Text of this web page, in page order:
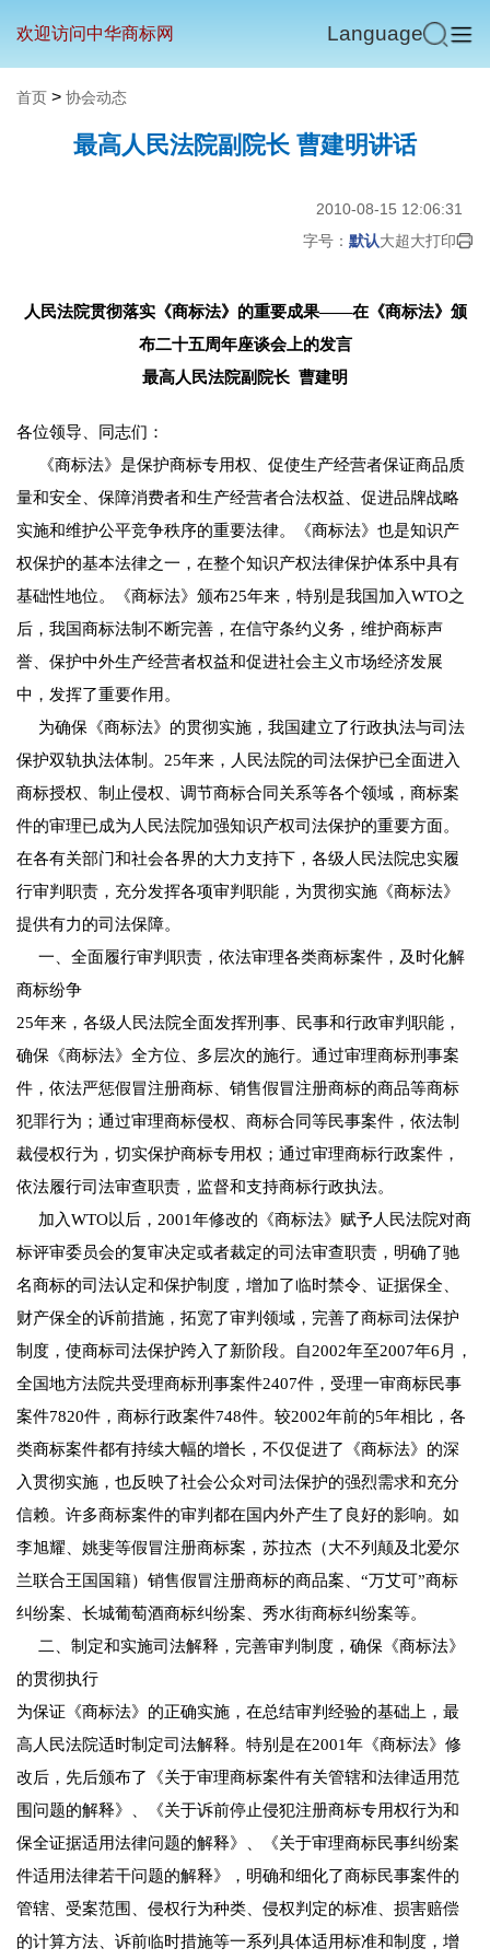
欢迎访问中华商标网 Language
首页 > 协会动态
最高人民法院副院长 曹建明讲话
2010-08-15 12:06:31
字号： 默认大超大打印
人民法院贯彻落实《商标法》的重要成果——在《商标法》颁
布二十五周年座谈会上的发言
最高人民法院副院长 曹建明
各位领导、同志们：
《商标法》是保护商标专用权、促使生产经营者保证商品质
量和安全、保障消费者和生产经营者合法权益、促进品牌战略
实施和维护公平竞争秩序的重要法律。《商标法》也是知识产
权保护的基本法律之一，在整个知识产权法律保护体系中具有
基础性地位。《商标法》颁布25年来，特别是我国加入WTO之
后，我国商标法制不断完善，在信守条约义务，维护商标声
誉、保护中外生产经营者权益和促进社会主义市场经济发展
中，发挥了重要作用。
为确保《商标法》的贯彻实施，我国建立了行政执法与司法
保护双轨执法体制。25年来，人民法院的司法保护已全面进入
商标授权、制止侵权、调节商标合同关系等各个领域，商标案
件的审理已成为人民法院加强知识产权司法保护的重要方面。
在各有关部门和社会各界的大力支持下，各级人民法院忠实履
行审判职责，充分发挥各项审判职能，为贯彻实施《商标法》
提供有力的司法保障。
一、全面履行审判职责，依法审理各类商标案件，及时化解
商标纷争
25年来，各级人民法院全面发挥刑事、民事和行政审判职能，
确保《商标法》全方位、多层次的施行。通过审理商标刑事案
件，依法严惩假冒注册商标、销售假冒注册商标的商品等商标
犯罪行为；通过审理商标侵权、商标合同等民事案件，依法制
裁侵权行为，切实保护商标专用权；通过审理商标行政案件，
依法履行司法审查职责，监督和支持商标行政执法。
加入WTO以后，2001年修改的《商标法》赋予人民法院对商
标评审委员会的复审决定或者裁定的司法审查职责，明确了驰
名商标的司法认定和保护制度，增加了临时禁令、证据保全、
财产保全的诉前措施，拓宽了审判领域，完善了商标司法保护
制度，使商标司法保护跨入了新阶段。自2002年至2007年6月，
全国地方法院共受理商标刑事案件2407件，受理一审商标民事
案件7820件，商标行政案件748件。较2002年前的5年相比，各
类商标案件都有持续大幅的增长，不仅促进了《商标法》的深
入贯彻实施，也反映了社会公众对司法保护的强烈需求和充分
信赖。许多商标案件的审判都在国内外产生了良好的影响。如
李旭耀、姚斐等假冒注册商标案，苏拉杰（大不列颠及北爱尔
兰联合王国国籍）销售假冒注册商标的商品案、“万艾可”商标
纠纷案、长城葡萄酒商标纠纷案、秀水街商标纠纷案等。
二、制定和实施司法解释，完善审判制度，确保《商标法》
的贯彻执行
为保证《商标法》的正确实施，在总结审判经验的基础上，最
高人民法院适时制定司法解释。特别是在2001年《商标法》修
改后，先后颁布了《关于审理商标案件有关管辖和法律适用范
围问题的解释》、《关于诉前停止侵犯注册商标专用权行为和
保全证据适用法律问题的解释》、《关于审理商标民事纠纷案
件适用法律若干问题的解释》，明确和细化了商标民事案件的
管辖、受案范围、侵权行为种类、侵权判定的标准、损害赔偿
的计算方法、诉前临时措施等一系列具体适用标准和制度，增